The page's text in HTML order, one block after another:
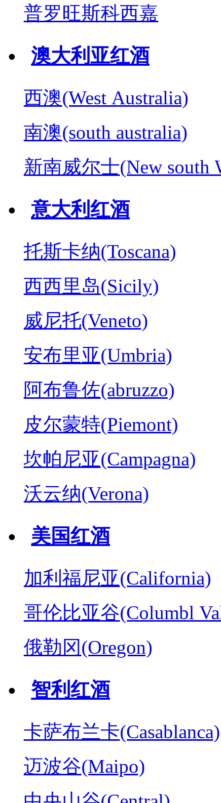
普罗旺斯科西嘉
澳大利亚红酒
西澳(West Australia)
南澳(south australia)
新南威尔士(New south
意大利红酒
托斯卡纳(Toscana)
西西里岛(Sicily)
威尼托(Veneto)
安布里亚(Umbria)
阿布鲁佐(abruzzo)
皮尔蒙特(Piemont)
坎帕尼亚(Campagna)
沃云纳(Verona)
美国红酒
加利福尼亚(California)
哥伦比亚谷(Columbl
俄勒冈(Oregon)
智利红酒
卡萨布兰卡(Casablanca)
迈波谷(Maipo)